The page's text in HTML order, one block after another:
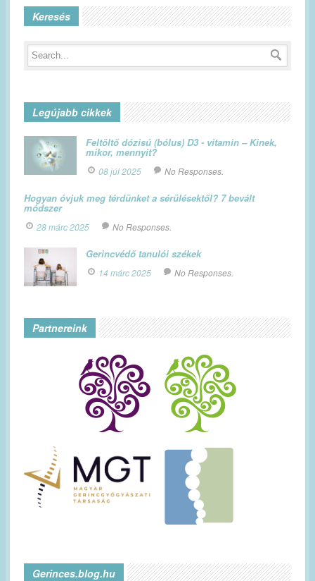
Keresés
Legújabb cikkek
Feltöltő dózisú (bólus) D3 - vitamin – Kinek,
mikor, mennyit?
08 júl 2025 No Responses.
Hogyan óvjuk meg térdünket a sérülésektől? 7 bevált
módszer
28 márc 2025 No Responses.
Gerincvédő tanulói székek
14 márc 2025 No Responses.
Partnereink
Gerinces.blog.hu